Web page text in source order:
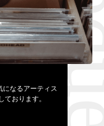
なるアーティス
ております。